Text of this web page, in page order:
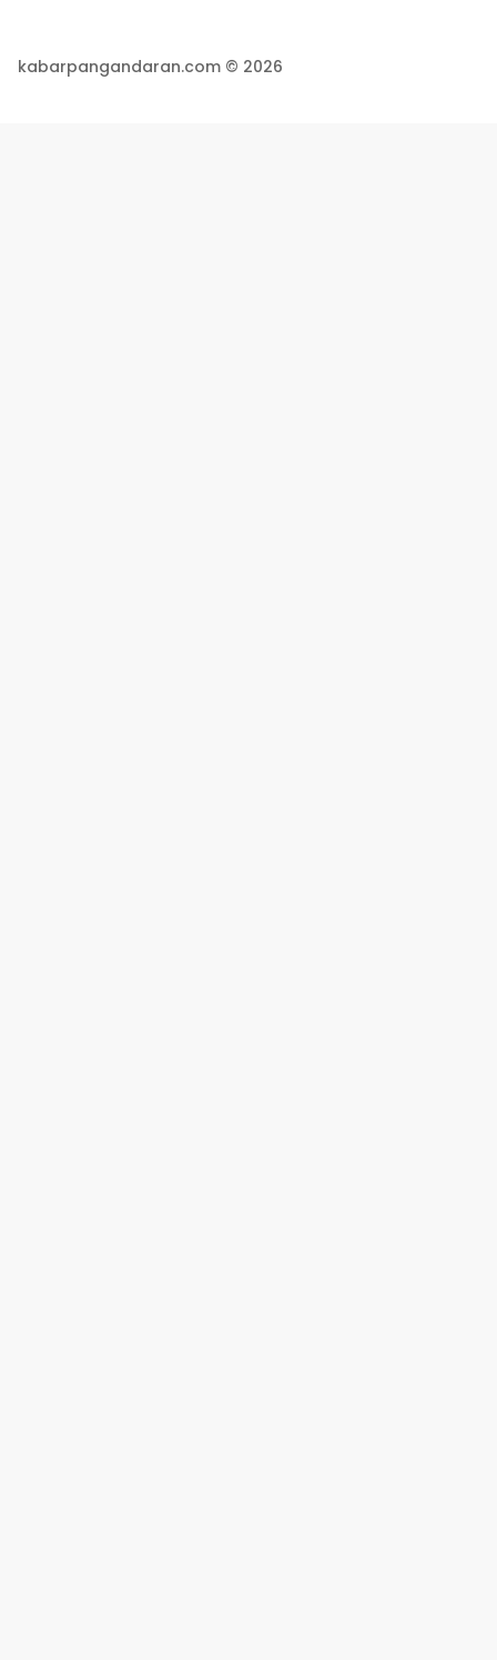
kabarpangandaran.com © 2026